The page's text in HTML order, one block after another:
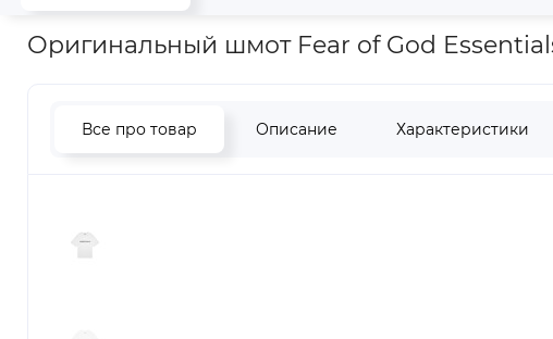
Оригинальный шмот Fear of God
Все про товар Описание Характеристики